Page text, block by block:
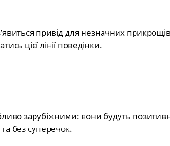
привід для незначних
цієї лінії поведінки.
зарубіжними: вони будуть
без суперечок.